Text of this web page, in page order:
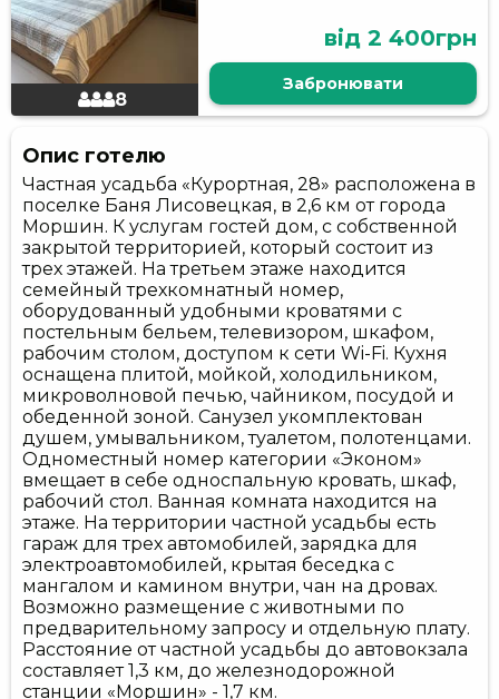
8
від 2 400грн
Забронювати
Опис готелю
Частная усадьба «Курортная, 28» расположена в
поселке Баня Лисовецкая, в 2,6 км от города
Моршин. К услугам гостей дом, с собственной
закрытой территорией, который состоит из
трех этажей. На третьем этаже находится
семейный трехкомнатный номер,
оборудованный удобными кроватями с
постельным бельем, телевизором, шкафом,
рабочим столом, доступом к сети Wi-Fi. Кухня
оснащена плитой, мойкой, холодильником,
микроволновой печью, чайником, посудой и
обеденной зоной. Санузел укомплектован
душем, умывальником, туалетом, полотенцами.
Одноместный номер категории «Эконом»
вмещает в себе односпальную кровать, шкаф,
рабочий стол. Ванная комната находится на
этаже. На территории частной усадьбы есть
гараж для трех автомобилей, зарядка для
электроавтомобилей, крытая беседка с
мангалом и камином внутри, чан на дровах.
Возможно размещение с животными по
предварительному запросу и отдельную плату.
Расстояние от частной усадьбы до автовокзала
составляет 1,3 км, до железнодорожной
станции «Моршин» - 1,7 км.